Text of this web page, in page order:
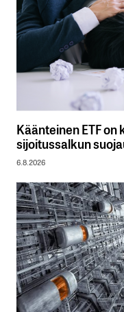
Käänteinen ETF
sijoitussalkun
6.8.2026